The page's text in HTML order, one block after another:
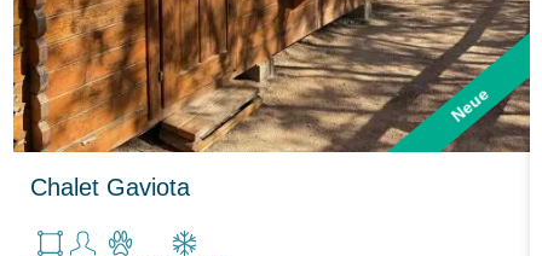
Neue
Chalet Gaviota